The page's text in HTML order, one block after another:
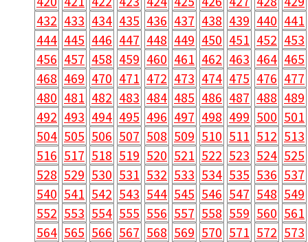
432 433 434 435 436 437 438 439 440 441
444 445 446 447 448 449 450 451 452 453
456 457 458 459 460 461 462 463 464 465
468 469 470 471 472 473 474 475 476 477
480 481 482 483 484 485 486 487 488 489
492 493 494 495 496 497 498 499 500 501
504 505 506 507 508 509 510 511 512 513
516 517 518 519 520 521 522 523 524 525
528 529 530 531 532 533 534 535 536 537
540 541 542 543 544 545 546 547 548 549
552 553 554 555 556 557 558 559 560 561
564 565 566 567 568 569 570 571 572 573